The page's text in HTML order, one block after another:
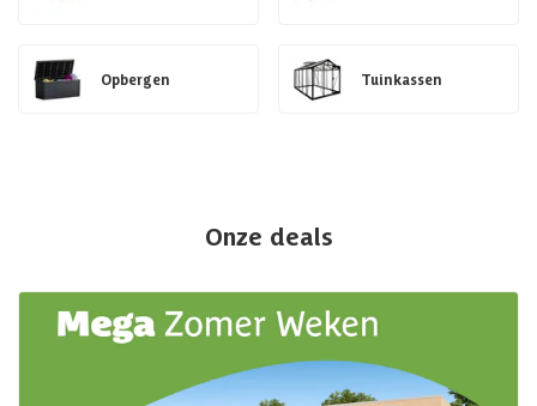
Opbergen Tuinkassen
Onze deals